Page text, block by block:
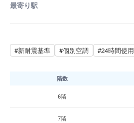
最寄り駅
#新耐震基準 #個別空調 #24時間使用
階数
6階
7階